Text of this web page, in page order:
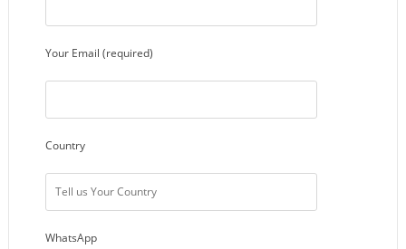
Your Email (required)
Country
WhatsApp